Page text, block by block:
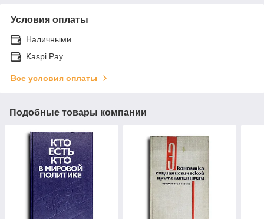
Условия оплаты
Наличными
Kaspi Pay
Все условия оплаты
Подобные товары компании